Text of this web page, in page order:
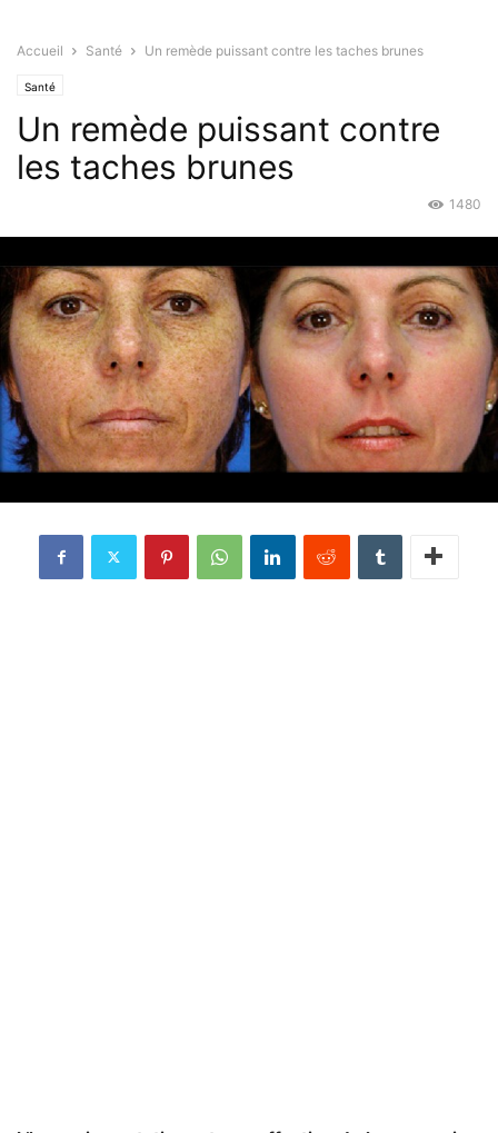
Accueil Santé Un remède puissant contre les taches brunes
Santé
Un remède puissant contre
les taches brunes
1480